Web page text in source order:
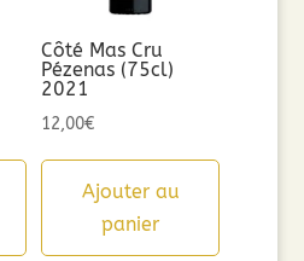
Côté Mas Cru
Pézenas (75cl)
2021
12,00€
Ajouter au
panier